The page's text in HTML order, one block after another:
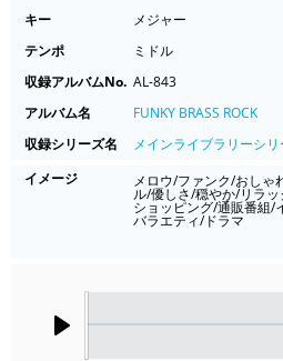
キー
メジャー
テンポ
ミドル
収録アルバムNo. AL-843
アルバム名
FUNKY BRASS ROCK
収録シリーズ名
メインライブラリーシリ
イメージ
メロウ/ファンク/おしゃ
ル/優しさ/穏やか/リラ
ショッピング/通販番組/
バラエティ/ドラマ